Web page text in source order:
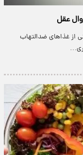
عقل
از غذاهای ضدالتهاب